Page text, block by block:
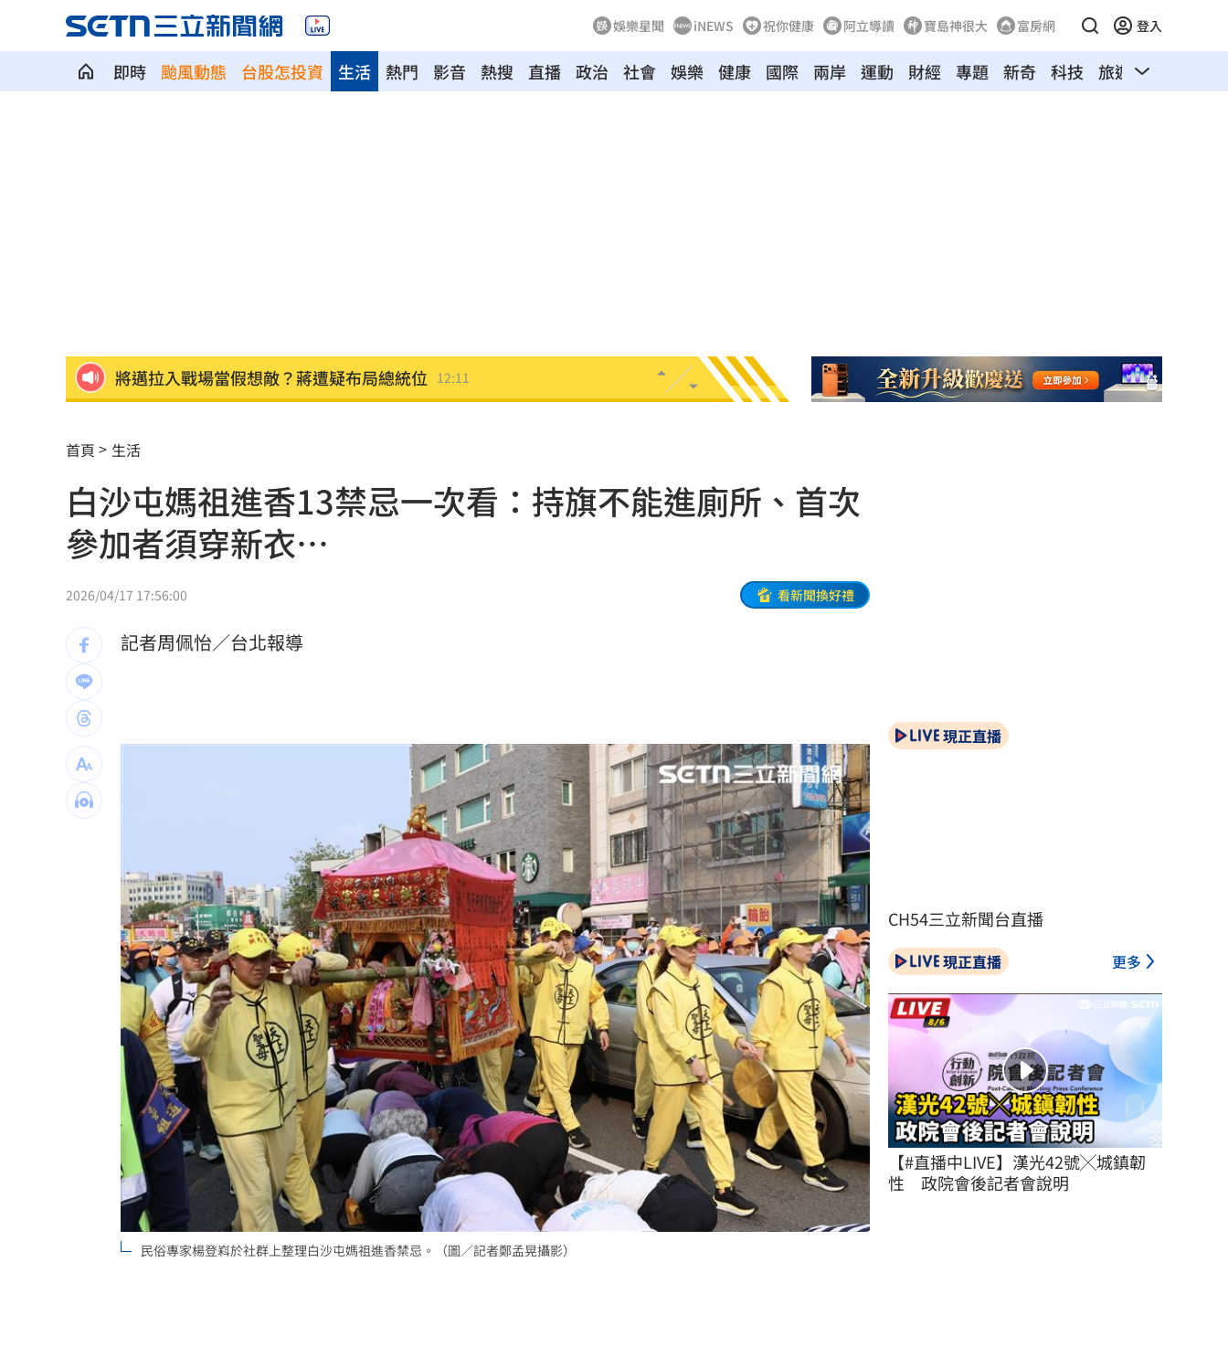
娛樂星聞 iNEWS 祝你健康 阿立導讀 寶島神很大 富房網 登入
即時 颱風動態 台股怎投資 熱門 影音 熱搜 直播 政治 社會 娛樂
生活 健康 國際 兩岸 運動 財經 專題 新奇 科技 旅遊 汽車
將邁拉入戰場當假想敵？蔣遭疑布局總統位 12:11
王品牛排姓名有「王、玉」龍蝦免費吃！
鄭麗文訪中要480萬！民主基金會：沒撤案 12:02
新／水電工施工不慎！電梯井墜落重傷昏迷
不靠交友軟體…難找另一半？過來人給解答
龜速白海豚颱風！外圍環流影響足足48小時
削弱抵抗意志！中國「癱瘓台北」3手段曝 11:55
李子森突「單膝下跪求婚」 杜忻恬反應曝 11:53
48歲男星直播突亮刀自殘 滿身血畫面瘋傳 11:51
酒駕4次全罰錢了事！男第5度酒駕直接入獄 11:51
國巨、華新科同步走弱 它逆勢狂飆5% 11:48
防空演習「手機變慢30分鐘」影響一次看 11:48
台灣彩券開獎直播中 20:31
LIVE三立+24小時直播 15:27
三立iNEWS新聞台線上直播 18:00
市場到酒場料理！可果美蕃茄醬創無限可能 12:00
父親節送會拉筋的按摩椅 爸爸「筋歡喜」 18:00
油品食安事件引關注 挑選保健食品要注意 13:00
罕病博士彭士齊 輪椅上的生命覺醒！ 11:00
首頁 生活
白沙屯媽祖進香13禁忌一次看：持旗不能進廁所、首次
參加者須穿新衣⋯
2026/04/17 17:56:00 看新聞換好禮
記者周佩怡／台北報導
民俗專家楊登嵙於社群上整理白沙屯媽祖進香禁忌。（圖／記者鄭孟晃攝影）
現正直播
CH54三立新聞台直播
現正直播 更多
【#直播中LIVE】漢光42號╳城鎮韌
性　政院會後記者會說明